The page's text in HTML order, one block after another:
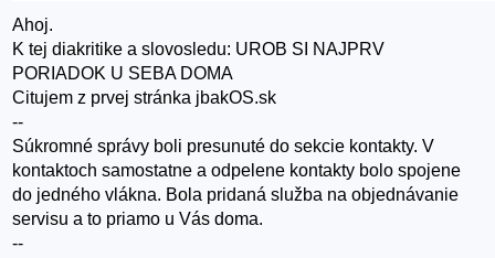
Ahoj.
K tej diakritike a slovosledu: UROB SI NAJPRV
PORIADOK U SEBA DOMA
Citujem z prvej stránka jbakOS.sk
--
Súkromné správy boli presunuté do sekcie kontakty. V
kontaktoch samostatne a odpelene kontakty bolo spojene
do jedného vlákna. Bola pridaná služba na objednávanie
servisu a to priamo u Vás doma.
--